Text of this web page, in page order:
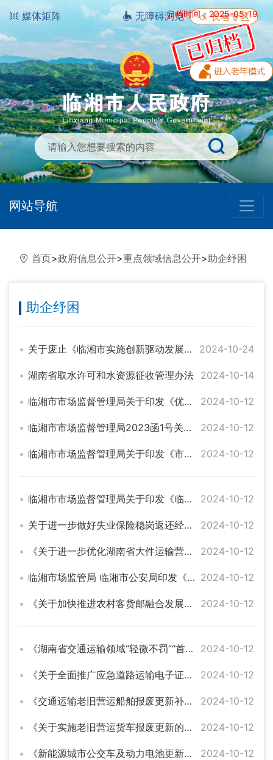
归档时间：2025-05-19
媒体矩阵 无障碍浏览 长者专区
网站导航
首页>政府信息公开>重点领域信息公开>助企纾困
助企纾困
关于废止《临湘市实施创新驱动发展战略促进新兴优势产业链发展“百十亿”工程实施方案》的通知 2024-10-24
湖南省取水许可和水资源征收管理办法 2024-10-14
临湘市市场监督管理局关于印发《优化营商环境十项措施》的通知 2024-10-12
临湘市市场监督管理局2023函1号关于规范简易程序案件办理工作的通知 2024-10-12
临湘市市场监督管理局关于印发《市场准入负面清单》的通知 2024-10-12
临湘市市场监督管理局关于印发《临湘市市场监管执法不刁难企业负面清单》的通知 2024-10-12
关于进一步做好失业保险稳岗返还经办工作的通知 2024-10-12
《关于进一步优化湖南省大件运输营商环境的若干意见》 2024-10-12
临湘市场监管局 临湘市公安局印发《关于加强协作配合强化知识产权保护的意见》 2024-10-12
《关于加快推进农村客货邮融合发展的实施意见》 2024-10-12
《湖南省交通运输领域“轻微不罚”“首为不罚”清单》 2024-10-12
《关于全面推广应急道路运输电子证照的通知》 2024-10-12
《交通运输老旧营运船舶报废更新补贴实施细则》 2024-10-12
《关于实施老旧营运货车报废更新的通知》 2024-10-12
《新能源城市公交车及动力电池更新补贴实施细则》 2024-10-12